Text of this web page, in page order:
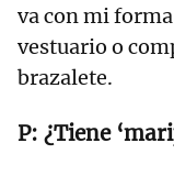
va con mi
vestuario o
brazalete.
¿Tiene